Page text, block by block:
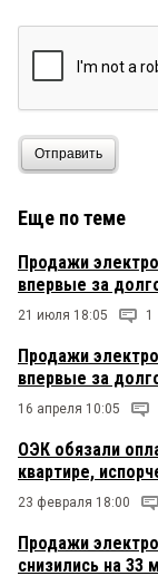
Отправить
Еще по теме
Продажи
впервые за
21 июля 18:05 1
Продажи
впервые за
16 апреля 10:05
ОЭК обязали
квартире,
23 февраля 18:00
Продажи
снизились на 33